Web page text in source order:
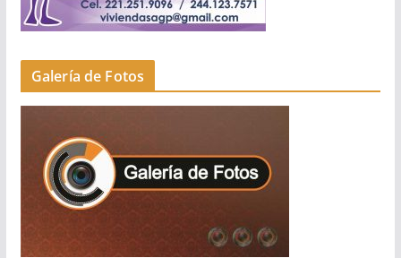
Galería de Fotos